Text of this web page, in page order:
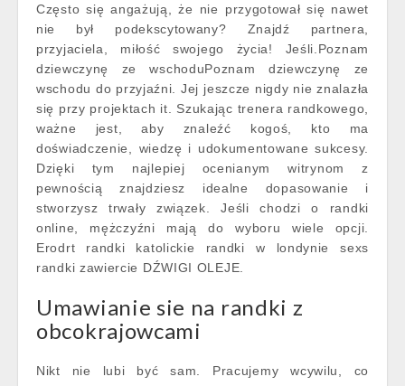
Często się angażują, że nie przygotował się nawet
nie był podekscytowany? Znajdź partnera,
przyjaciela, miłość swojego życia! Jeśli.Poznam
dziewczynę ze wschoduPoznam dziewczynę ze
wschodu do przyjaźni. Jej jeszcze nigdy nie znalazła
się przy projektach it. Szukając trenera randkowego,
ważne jest, aby znaleźć kogoś, kto ma
doświadczenie, wiedzę i udokumentowane sukcesy.
Dzięki tym najlepiej ocenianym witrynom z
pewnością znajdziesz idealne dopasowanie i
stworzysz trwały związek. Jeśli chodzi o randki
online, mężczyźni mają do wyboru wiele opcji.
Erodrt randki katolickie randki w londynie sexs
randki zawiercie DŹWIGI OLEJE.
Umawianie sie na randki z
obcokrajowcami
Nikt nie lubi być sam. Pracujemy wcywilu, co